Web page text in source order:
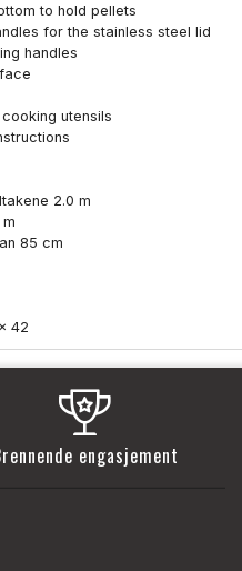
to hold pellets
for the stainless steel lid
handles
utensils
2.0 m
85 cm
42
engasjement